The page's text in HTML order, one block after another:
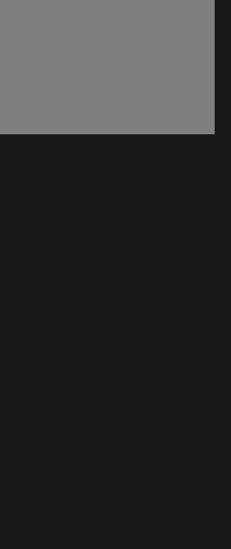
en nueva ventana)
en nueva ventana)